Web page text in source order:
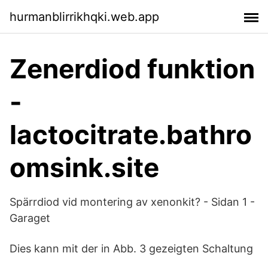
hurmanblirrikhqki.web.app
Zenerdiod funktion
-
lactocitrate.bathro
omsink.site
Spärrdiod vid montering av xenonkit? - Sidan 1 -
Garaget
Dies kann mit der in Abb. 3 gezeigten Schaltung